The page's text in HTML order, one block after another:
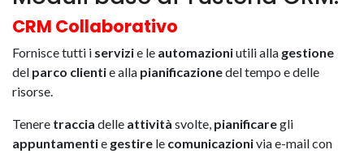
CRM Collaborativo
Fornisce tutti i servizie le automazioniutili alla gestione
del parco clientie alla pianificazionedel tempo e delle
risorse.
Tenere traccia delle attività svolte, pianificaregli
appuntamentie gestire le comunicazionivia e-mail con